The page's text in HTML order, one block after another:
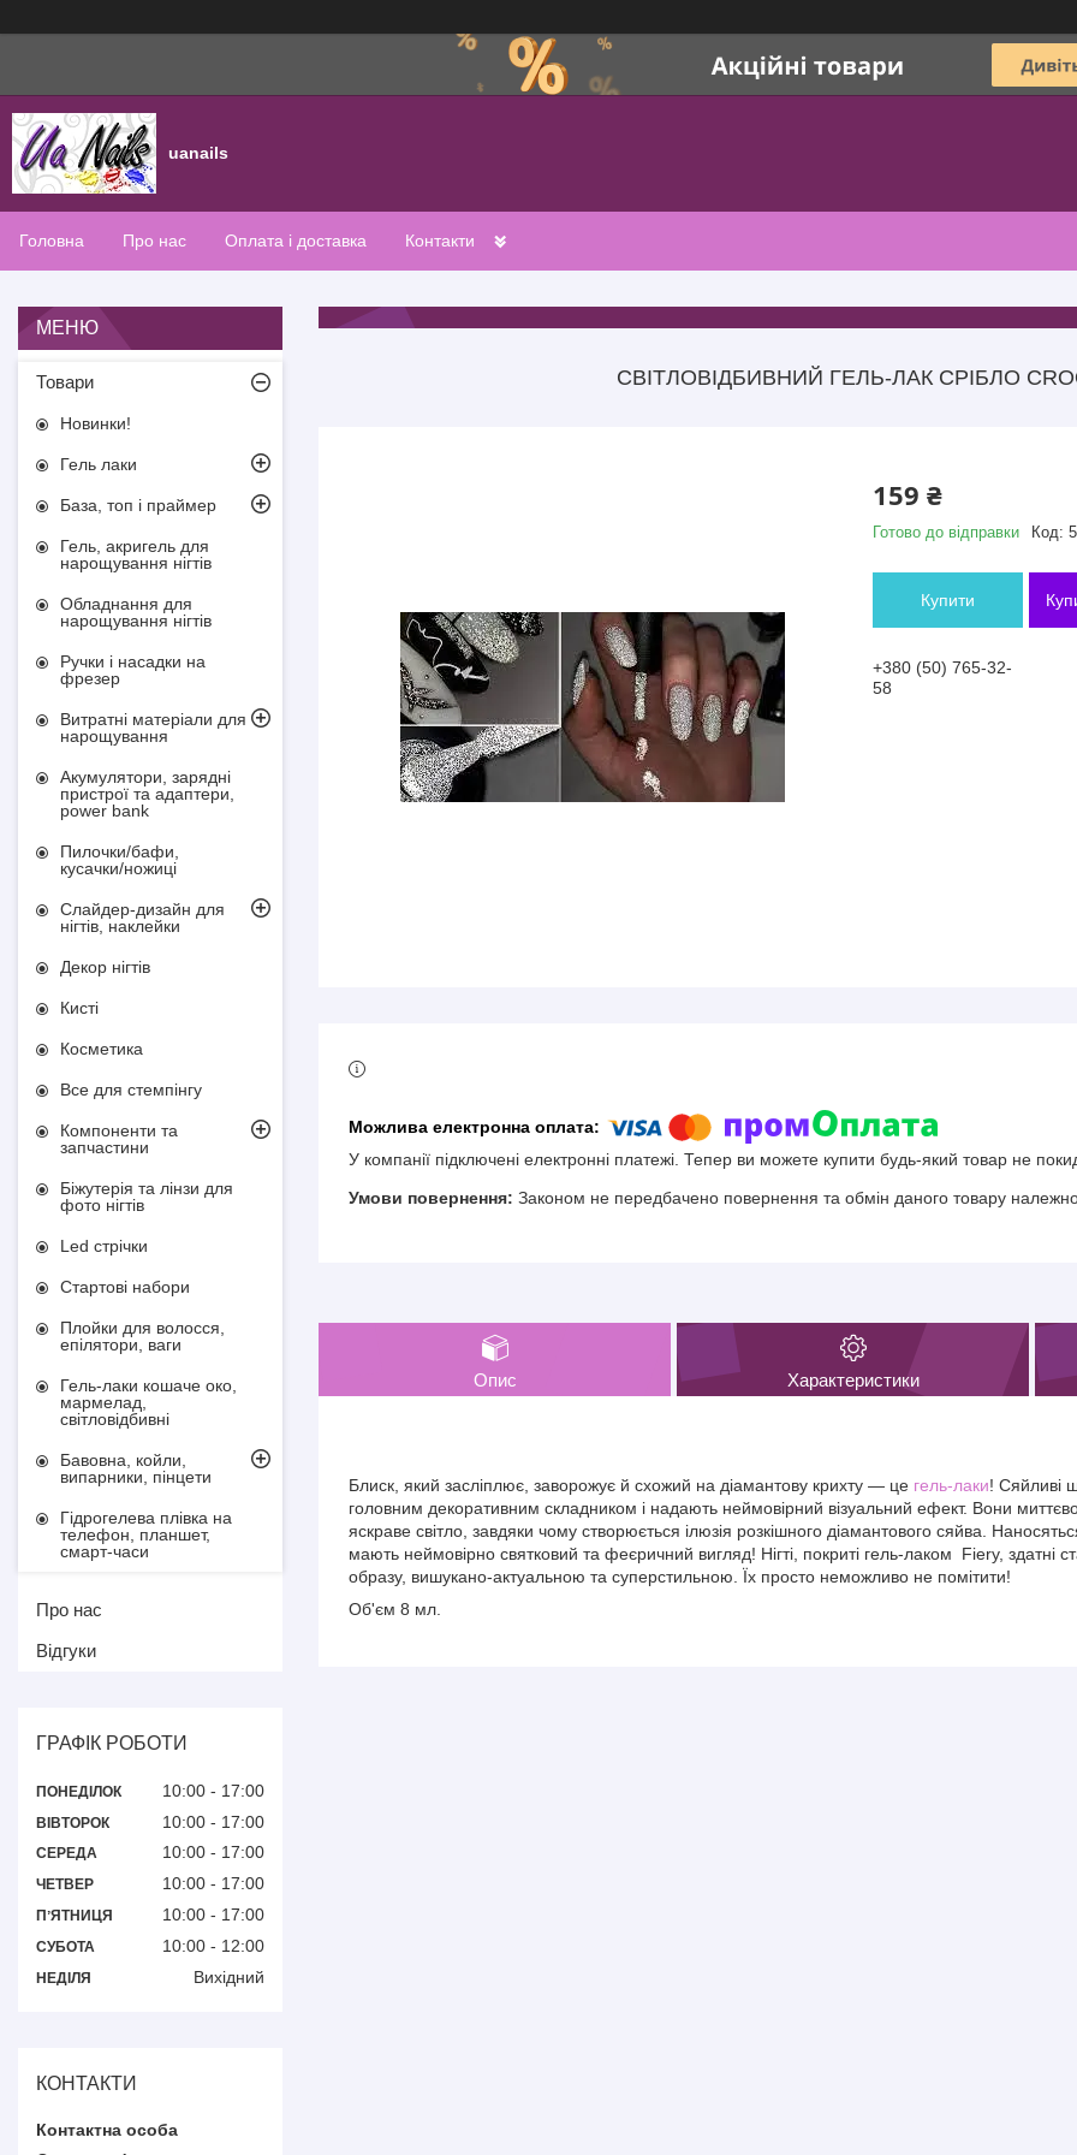
uanails
Головна Про нас Оплата і доставка Контакти
СВІТЛОВІДБИВНИЙ ГЕЛЬ-ЛАК СРІБЛО
159 ₴
Готово до відправки Код:
Купити
+380 (50) 765-32-
58
У компанії підключені електронні платежі. Тепер ви можете купити будь-який товар не
Законом не передбачено повернення та обмін даного товару
Опис Характеристики
Блиск, який засліплює, заворожує й схожий на діамантову крихту — це гель-лаки! Сяйливі
головним декоративним складником і надають неймовірний візуальний ефект. Вони
яскраве світло, завдяки чому створюється ілюзія розкішного діамантового сяйва.
мають неймовірно святковий та феєричний вигляд! Нігті, покриті гель-лаком Fiery, здатні
образу, вишукано-актуальною та суперстильною. Їх просто неможливо не помітити!
Об'єм 8 мл.
Товари
Новинки!
Гель лаки
База, топ і праймер
Гель, акригель для
нарощування нігтів
Обладнання для
нарощування нігтів
Ручки і насадки на
фрезер
Витратні матеріали для
нарощування
Акумулятори, зарядні
пристрої та адаптери,
power bank
Пилочки/бафи,
кусачки/ножиці
Слайдер-дизайн для
нігтів, наклейки
Декор нігтів
Кисті
Косметика
Все для стемпінгу
Компоненти та
запчастини
Біжутерія та лінзи для
фото нігтів
Led стрічки
Стартові набори
Плойки для волосся,
епілятори, ваги
Гель-лаки кошаче око,
мармелад,
світловідбивні
Бавовна, койли,
випарники, пінцети
Гідрогелева плівка на
телефон, планшет,
смарт-часи
Про нас
Відгуки
ГРАФІК РОБОТИ
ПОНЕДІЛОК 10:00 17:00
ВІВТОРОК 10:00 17:00
СЕРЕДА 10:00 17:00
ЧЕТВЕР 10:00 17:00
ПʼЯТНИЦЯ 10:00 17:00
СУБОТА 10:00 12:00
НЕДІЛЯ Вихідний
КОНТАКТИ